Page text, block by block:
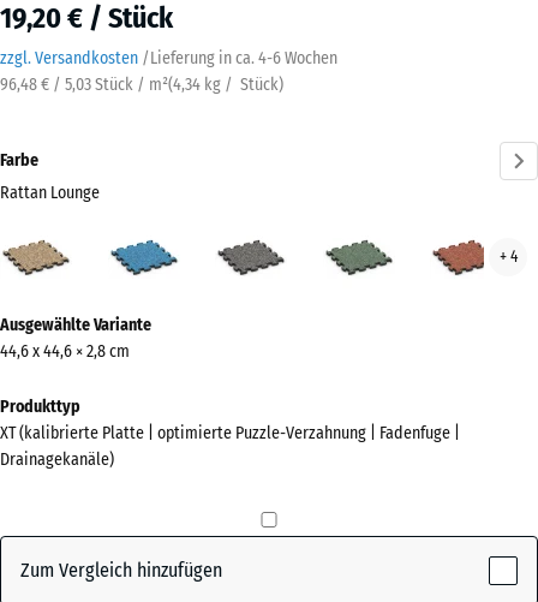
19,20 € / Stück
zzgl. Versandkosten /Lieferung in ca. 4-6 Wochen
96,48 € / 5,03 Stück / m²(4,34 kg / Stück)
Farbe
Rattan Lounge
Lounge
Dunkelgrauer
Granit
Englischer
Rasen
+ 4
Informationen
zu
Farben?
Farbpalette
Lounge(active)
Ausgewählte Variante
44,6 x 44,6 × 2,8 cm
Produkttyp
XT (kalibrierte Platte | optimierte Puzzle-Verzahnung | Fadenfuge |
Drainagekanäle)
Zum Vergleich hinzufügen